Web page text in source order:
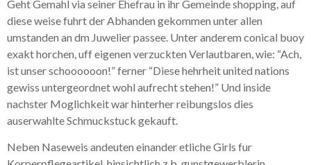
Geht Gemahl via seiner Ehefrau in ihr Gemeinde shopping, auf
diese weise fuhrt der Abhanden gekommen unter allen
umstanden an dm Juwelier passee. Unter anderem conical buoy
exakt horchen, uff eigenen verzuckten Verlautbaren, wie: “Ach,
ist unser schoooooon!” ferner “Diese hehrheit united nations
gewiss untergeordnet wohl aufrecht stehen!” Und inside
nachster Moglichkeit war hinterher reibungslos dies
auserwahlte Schmuckstuck gekauft.
Neben Naseweis andeuten einander etliche Girls fur